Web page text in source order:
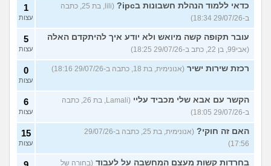
כדאי ללמוד הנהלת חשבונות בipc?
(lili, בת 25, כתבה
ב-29/07/26 18:34)
1
עצות
עובר תקופה קשה מיואש ולא יודע איך להיתקדם האלה
(אבי99, בן 22, כתב ב-29/07/26 18:25)
5
עצות
רכזת שירות ישיר (אנונימית, בת 18, כתבה ב-29/07/26 18:16) 0
עצות
הקשר עם אבא שלי מכביד עליי
(Lamali, בת 26, כתבה
ב-29/07/26 18:05)
6
עצות
האם זה חוקי?
(אנונימית, בת 25, כתבה ב-29/07/26
17:56)
15
עצות
בחרדות קשות מעצם המחשבה על לעבוד (בחורה של